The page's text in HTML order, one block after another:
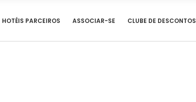
HOTÉIS PARCEIROS ASSOCIAR-SE CLUBE DE DESCONTOS